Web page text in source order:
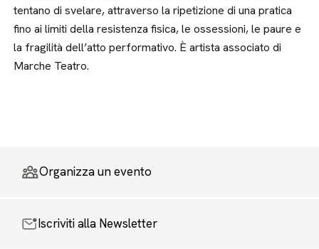
tentano di svelare, attraverso la ripetizione di una pratica
fino ai limiti della resistenza fisica, le ossessioni, le paure e
la fragilità dell’atto performativo. È artista associato di
Marche Teatro.
Organizza un evento
Iscriviti alla Newsletter